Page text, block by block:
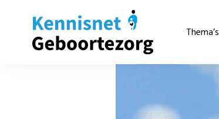
Thema’s